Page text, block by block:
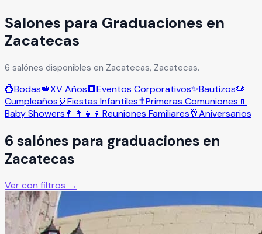
Salones para Graduaciones en
Zacatecas
6 salónes disponibles en Zacatecas, Zacatecas.
💍Bodas👑XV Años🏢Eventos Corporativos✨Bautizos🎂
Cumpleaños🎈Fiestas Infantiles✝️Primeras Comuniones 🍼
Baby Showers 👨‍👩‍👧‍👦 Reuniones Familiares🥂Aniversarios
6 salónes para graduaciones en
Zacatecas
Ver con filtros →